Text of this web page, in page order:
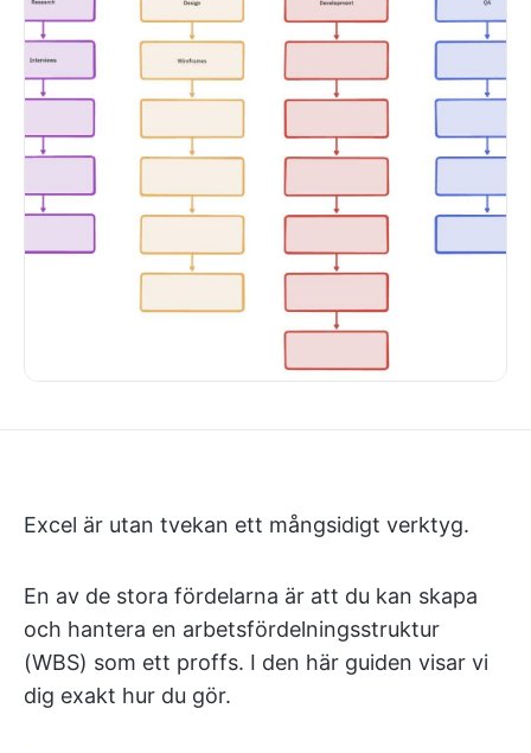
Excel är utan tvekan ett mångsidigt verktyg.
En av de stora fördelarna är att du kan skapa
och hantera en arbetsfördelningsstruktur
(WBS) som ett proffs. I den här guiden visar vi
dig exakt hur du gör.